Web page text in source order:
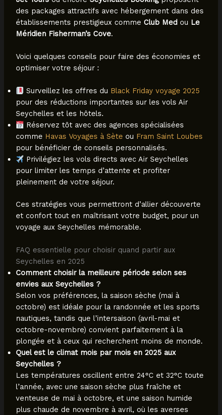
des packages attractifs avec hébergement dans des
établissements prestigieux comme Club Medou Le
Méridien Fisherman’s Cove.
Voici quelques conseils pour faire des économies et
optimiser votre séjour :
Surveillez les offres du Black Friday voyage 2025
pour des réductions importantes sur les vols Air
Seychelles et les hôtels.
Réservez tôt avec des agences spécialisées
comme Havas Voyages à Sète ou Fram Saint Loubes
pour bénéficier de conseils personnalisés.
Privilégiez les vols directs avec Air Seychelles
pour limiter les temps d’attente et profiter
pleinement de votre séjour.
Ces stratégies vous permettront d’allier découverte
et confort tout en maîtrisant votre budget, pour un
voyage aux Seychelles mémorable.
FAQ essentielle pour choisir quand partir aux
Seychelles en 2025
Comment choisir la meilleure période selon ses
envies aux Seychelles ?
Selon vos préférences, la saison sèche (mai à
octobre) est idéale pour la randonnée et les sports
nautiques, tandis que l’intersaison (avril-mai et
octobre-novembre) convient parfaitement à la
plongée et à ceux qui recherchent moins de monde.
Quel est le climat mois par mois en 2025 aux
Seychelles ?
Les températures oscillent entre 24°C et 32°C toute
l’année, avec une saison sèche plus fraîche et
venteuse de mai à octobre, et une saison humide
plus chaude de novembre à avril, où les averses